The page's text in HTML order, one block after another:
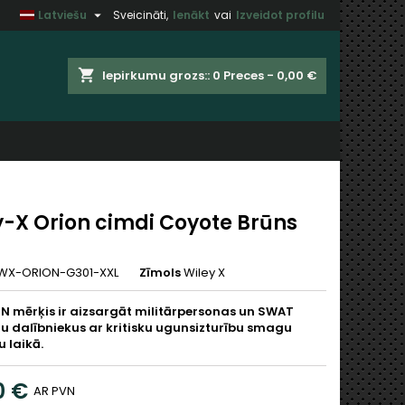
Sveicināti, Ienākt vai Izveidot profilu
Latviešu 
shopping_cart Iepirkumu grozs:: 0 Preces - 0,00 €
X Orion cimdi Coyote Brūns
ORION-G301-XXL ZīmolsWiley X
mērķis ir aizsargāt militārpersonas un SWAT
dalībniekus ar kritisku ugunsizturību smagu
laikā.
€ AR PVN